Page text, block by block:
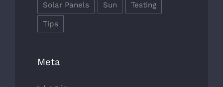
Solar Panels Sun Testing
Tips
Meta